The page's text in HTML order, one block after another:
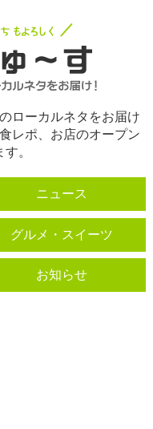
ローカルネタをお届け
レポ、お店のオープン
。
ニュース
グルメ・スイーツ
お知らせ